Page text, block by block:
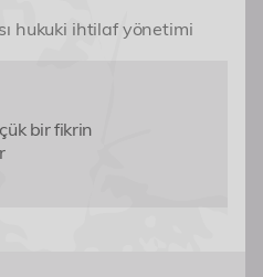
hukuki ihtilaf yönetimi
bir fikrin